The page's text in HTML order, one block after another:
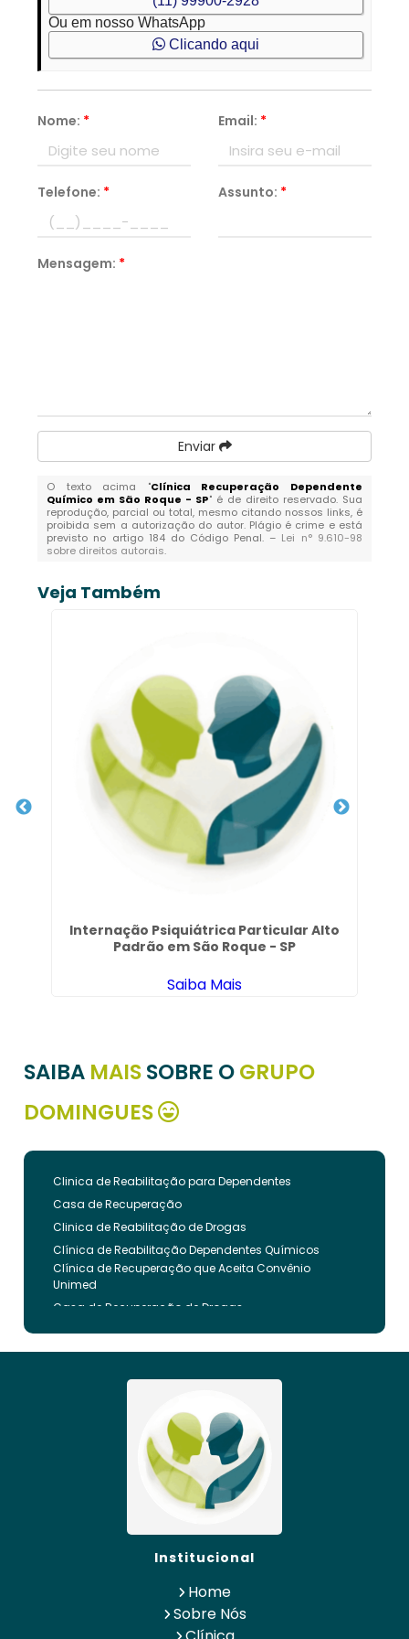
Ou em nosso WhatsApp
Clicando aqui
Nome: * Email: *
Telefone: * Assunto: *
Mensagem: *
Enviar
O texto acima "Clínica Recuperação Dependente
Químico em São Roque - SP" é de direito reservado. Sua
reprodução, parcial ou total, mesmo citando nossos links, é
proibida sem a autorização do autor. Plágio é crime e está
previsto no artigo 184 do Código Penal. – Lei n° 9.610-98
sobre direitos autorais.
Veja Também
Internação Psiquiátrica Particular Alto
Padrão em São Roque - SP
Saiba Mais
SAIBA MAISSOBRE OGRUPO
DOMINGUES
Clinica de Reabilitação para Dependentes
Casa de Recuperação
Clinica de Reabilitação de Drogas
Clínica de Reabilitação Dependentes Químicos
Clínica de Recuperação que Aceita Convênio
Unimed
Casa de Recuperação de Drogas
Clínica de Reabilitação de Dependentes Químicos
Clinica de Recuperação de Drogas Pelo Bradesco
Internação Involuntária que Aceita Convenio
Clinica de Reabilitação Involuntaria
Clinica de Reabilitação de Drogas Feminina
Casa de Recuperação para Drogados
Clinica de Reabilitação Alcoolismo
Clinica de Tratamento para Dependentes
Clinica de Recuperação Alcoolismo
Clínica de Recuperação que Aceita Convênio
Clinica de Reabilitação de Alcoólatra
Internação Psiquiatria de Alto Padrão
Institucional
Home
Sobre Nós